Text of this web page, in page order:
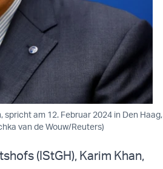
am 12. Februar 2024 in Den Haag,
van de Wouw/Reuters)
(IStGH), Karim Khan,